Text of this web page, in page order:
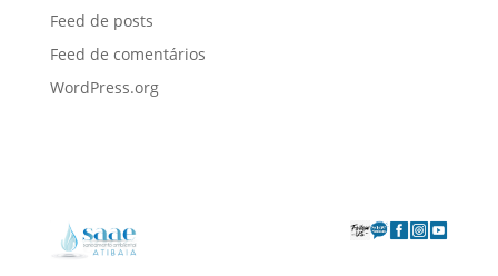
Feed de posts
Feed de comentários
WordPress.org